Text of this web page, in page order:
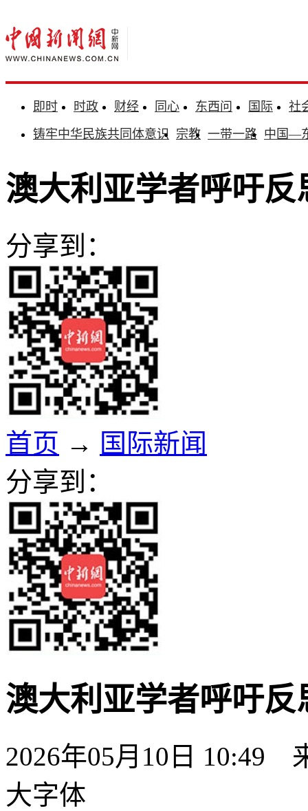
即时 时政 财经 同心 东西问 国际
社
铸牢中华民族共同体意识 宗教 一带一路 中国—
澳大利亚学者呼吁
分享到：
首页 → 国际新闻
分享到：
澳大利亚学者呼吁
2026年05月10日 10:49
大字体